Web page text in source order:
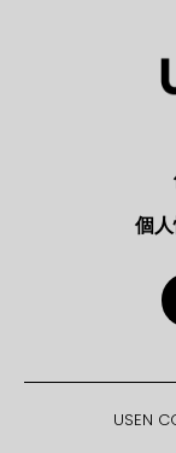
個
USEN